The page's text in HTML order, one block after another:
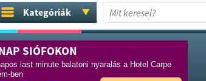
Kategóriák
SIÓFOKON
last minute balatoni nyaralás a Hotel Carpe
ben